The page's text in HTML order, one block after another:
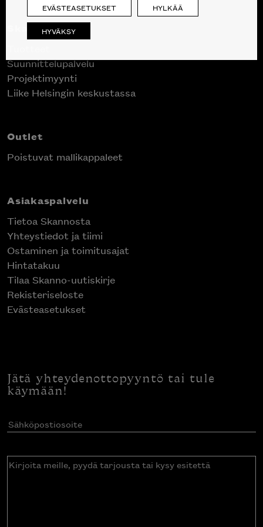
Skanno
Suunnittelupalvelu
Projektimyynti
Liike Helsingin keskustassa
Outlet
Poistuvat mallikappaleet
Asiakaspalvelu
Tietoa Skannosta
Yhteystiedot ja tiimi
Ostaminen ja toimitusajat
Hintatakuu
Tilaa Skanno-uutiskirje
Rekisteriseloste
Evästeasetukset
Jätä yhteydenottopyyntö tai tule
käymään!
Sähköpostiosoite(Pakollinen)
Kirjoita
EVÄSTEASETUKSET HYLKÄÄ
HYVÄKSY